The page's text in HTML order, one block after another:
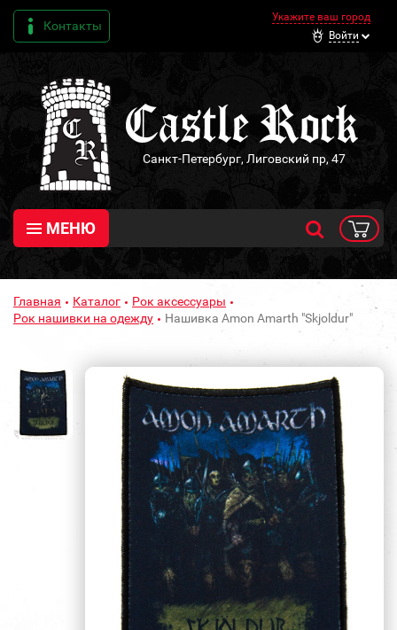
Контакты
Укажите ваш город
Войти
Санкт-Петербург, Лиговский пр, 47
МЕНЮ
Главная Каталог
Рок аксессуары
Рок нашивки на одежду
Нашивка Amon Amarth "Skjoldur"